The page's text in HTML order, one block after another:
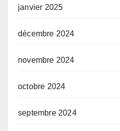
janvier 2025
décembre 2024
novembre 2024
octobre 2024
septembre 2024